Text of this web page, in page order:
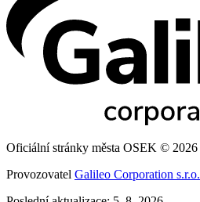
Oficiální stránky města OSEK © 2026
Provozovatel Galileo Corporation s.r.o.